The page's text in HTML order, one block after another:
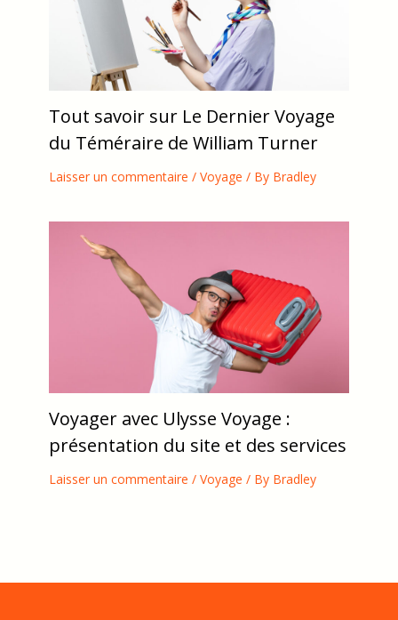
Tout savoir sur Le Dernier Voyage
Laisser un commentaire
Voyager avec Ulysse Voyage :